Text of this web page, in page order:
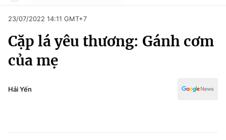
Chuyên mục
Chính trị
Xã hội
Pháp luật
Kinh tế
Thể thao
23/07/2022 14:11 GMT+7
Cặp lá yêu thương: Gánh cơm
của mẹ
Hải Yến